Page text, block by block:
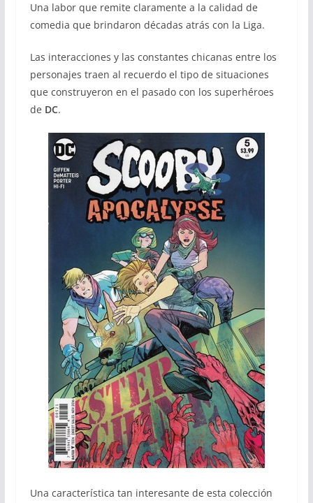
Una labor que remite claramente a la calidad de
comedia que brindaron décadas atrás con la Liga.
Las interacciones y las constantes chicanas entre los
personajes traen al recuerdo el tipo de situaciones
que construyeron en el pasado con los superhéroes
de DC.
Una característica tan interesante de esta colección